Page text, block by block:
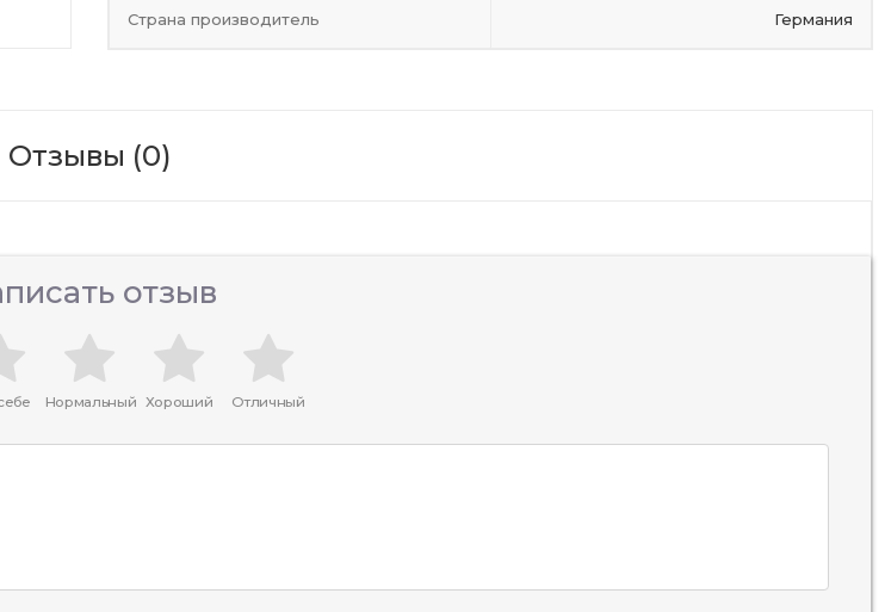
Страна производитель Германия
Отзывы (0)
отзыв
Нормальный Хороший Отличный